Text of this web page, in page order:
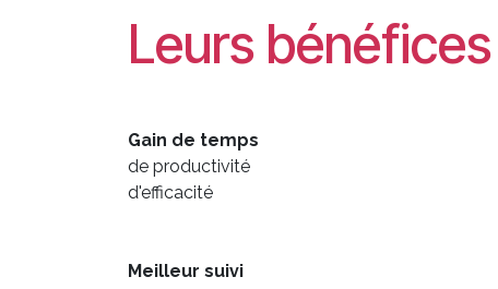
Leurs bénéfices
Gain de temps
de productivité
d'efficacité
Meilleur suivi